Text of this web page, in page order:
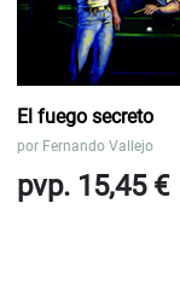
El fuego secreto
por Fernando Vallejo
pvp. 15,45 €